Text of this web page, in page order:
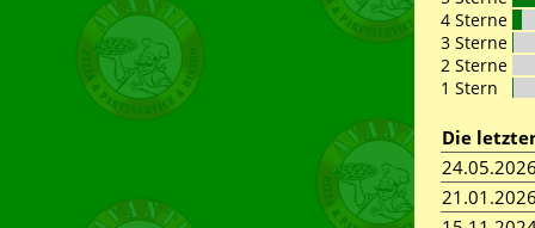
4 Sterne
3 Sterne
2 Sterne
1 Stern
Die